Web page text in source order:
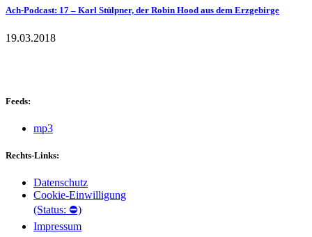
Ach-Podcast: 17 – Karl Stülpner, der Robin Hood aus dem Erzgebirge
19.03.2018
Feeds:
mp3
Rechts-Links:
Datenschutz
Cookie-Einwilligung
(Status: ⛔)
Impressum